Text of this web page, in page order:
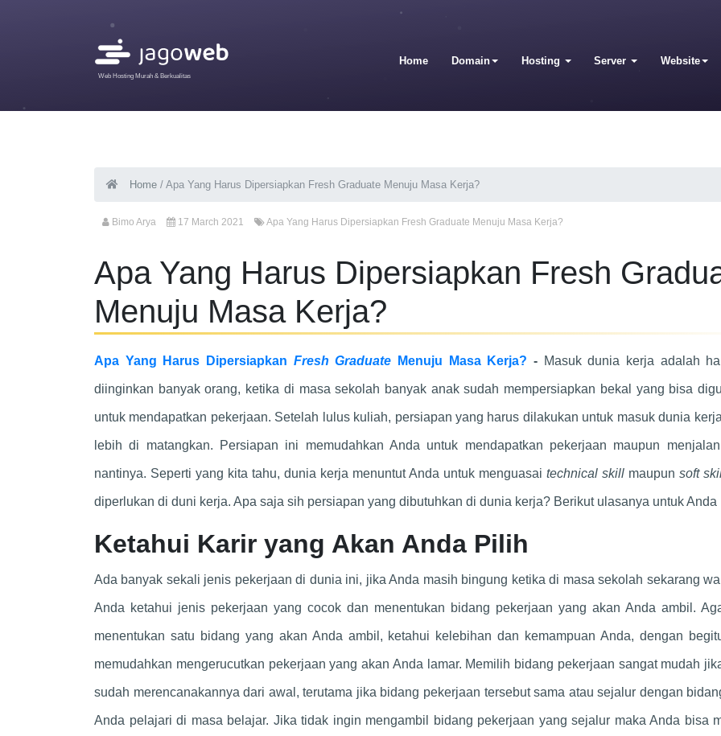
Web Hosting Murah & Berkualitas
Home Domain Hosting Server Website
Home / Apa Yang Harus Dipersiapkan Fresh Graduate Menuju Masa Kerja?
Bimo Arya 17 March 2021 Apa Yang Harus Dipersiapkan Fresh Graduate Menuju Masa Kerja?
Apa Yang Harus Dipersiapkan Fresh
Menuju Masa Kerja?
Apa Yang Harus Dipersiapkan Fresh Graduate Menuju Masa Kerja? - Masuk dunia kerja adalah
diinginkan banyak orang, ketika di masa sekolah banyak anak sudah mempersiapkan bekal yang bisa
untuk mendapatkan pekerjaan. Setelah lulus kuliah, persiapan yang harus dilakukan untuk masuk dunia
lebih di matangkan. Persiapan ini memudahkan Anda untuk mendapatkan pekerjaan maupun
nantinya. Seperti yang kita tahu, dunia kerja menuntut Anda untuk menguasai technical skill maupun soft
diperlukan di duni kerja. Apa saja sih persiapan yang dibutuhkan di dunia kerja? Berikut ulasanya untuk Anda
Ketahui Karir yang Akan Anda Pilih
Ada banyak sekali jenis pekerjaan di dunia ini, jika Anda masih bingung ketika di masa sekolah sekarang
Anda ketahui jenis pekerjaan yang cocok dan menentukan bidang pekerjaan yang akan Anda ambil.
menentukan satu bidang yang akan Anda ambil, ketahui kelebihan dan kemampuan Anda, dengan
memudahkan mengerucutkan pekerjaan yang akan Anda lamar. Memilih bidang pekerjaan sangat mudah
sudah merencanakannya dari awal, terutama jika bidang pekerjaan tersebut sama atau sejalur dengan
Anda pelajari di masa belajar. Jika tidak ingin mengambil bidang pekerjaan yang sejalur maka Anda bisa